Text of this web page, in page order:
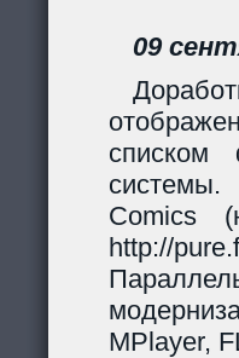
09
списком
системы.
Comics
http://
MPlayer,